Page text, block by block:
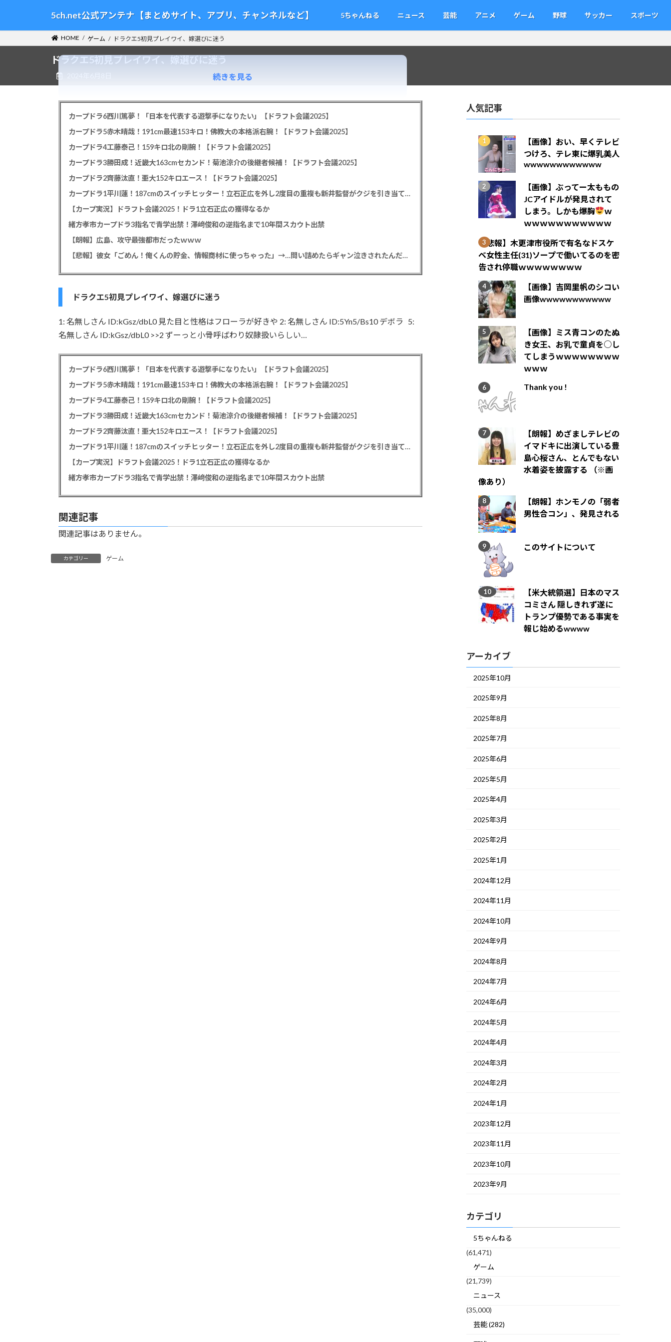
テ
ゲ
5ch.net公式アンテナ【まとめサイト、アプリ、チャンネルなど】 5ちゃんねる ニュース 芸能 アニメ ゲーム 野球 サッカー スポーツ
HOME ゲーム ドラクエ5初見プレイワイ、嫁選びに迷う
ドラクエ5初見プレイワイ、嫁選びに迷う
カープドラ6西川篤夢！「日本を代表する遊撃手になりたい」【ドラフト会議2025】
カープドラ5赤木晴哉！191cm最速153キロ！佛教大の本格派右腕！【ドラフト会議2025】
カープドラ4工藤泰己！159キロ北の剛腕！【ドラフト会議2025】
カープドラ3勝田成！近畿大163cmセカンド！菊池涼介の後継者候補！【ドラフト会議2025】
カープドラ2齊藤汰直！亜大152キロエース！【ドラフト会議2025】
カープドラ1平川蓮！187cmのスイッチヒッター！立石正広を外し2度目の重複も新井監督がクジを引き当てる！【ドラフト会議2025】
【カープ実況】ドラフト会議2025！ドラ1立石正広の獲得なるか
緒方孝市カープドラ3指名で青学出禁！澤﨑俊和の逆指名まで10年間スカウト出禁
【朗報】広島、攻守最強都市だったｗｗｗ
【悲報】彼女「ごめん！俺くんの貯金、情報商材に使っちゃった」→…問い詰めたらギャン泣きされたんだが俺が悪いのか？
ドラクエ5初見プレイワイ、嫁選びに迷う
1: 名無しさん ID:kGsz/dbL0 見た目と性格はフローラが好きや 2: 名無しさん ID:5Yn5/Bs10 デボラ 5:
名無しさん ID:kGsz/dbL0 >>2 ずーっと小骨呼ばわり奴隷扱いらしい…
続きを見る
カープドラ6西川篤夢！「日本を代表する遊撃手になりたい」【ドラフト会議2025】
カープドラ5赤木晴哉！191cm最速153キロ！佛教大の本格派右腕！【ドラフト会議2025】
カープドラ4工藤泰己！159キロ北の剛腕！【ドラフト会議2025】
カープドラ3勝田成！近畿大163cmセカンド！菊池涼介の後継者候補！【ドラフト会議2025】
カープドラ2齊藤汰直！亜大152キロエース！【ドラフト会議2025】
カープドラ1平川蓮！187cmのスイッチヒッター！立石正広を外し2度目の重複も新井監督がクジを引き当てる！【ドラフト会議2025】
【カープ実況】ドラフト会議2025！ドラ1立石正広の獲得なるか
緒方孝市カープドラ3指名で青学出禁！澤﨑俊和の逆指名まで10年間スカウト出禁
関連記事
関連記事はありません。
カテゴリー ゲーム
人気記事
【画像】おい、早くテレビ
つけろ、テレ東に爆乳美人
wwwwwwwwwwww
【画像】ぶってー太ももの
JCアイドルが発見されて
しまう。しかも爆胸
ｗ
ｗｗｗｗｗｗｗｗｗｗｗ
【悲報】木更津市役所で有名なドスケ
ベ女性主任(31)ソープで働いてるのを密
告され停職ｗｗｗｗｗｗｗｗ
【画像】吉岡里帆のシコい
画像wwwwwwwwwww
【画像】ミス青コンのたぬ
き女王、お乳で童貞を○し
てしまうｗｗｗｗｗｗｗｗ
ｗｗｗ
Thank you !
【朗報】めざましテレビの
イマドキに出演している豊
島心桜さん、とんでもない
水着姿を披露する （※画
像あり）
【朗報】ホンモノの「弱者
男性合コン」、発見される
このサイトについて
【米大統領選】日本のマス
コミさん 隠しきれず遂に
トランプ優勢である事実を
報じ始めるwwww
アーカイブ
2025年10月
2025年9月
2025年8月
2025年7月
2025年6月
2025年5月
2025年4月
2025年3月
2025年2月
2025年1月
2024年12月
2024年11月
2024年10月
2024年9月
2024年8月
2024年7月
2024年6月
2024年5月
2024年4月
2024年3月
2024年2月
2024年1月
2023年12月
2023年11月
2023年10月
2023年9月
カテゴリ
5ちゃんねる
(61,471)
ゲーム
(21,739)
ニュース
(35,000)
芸能 (282)